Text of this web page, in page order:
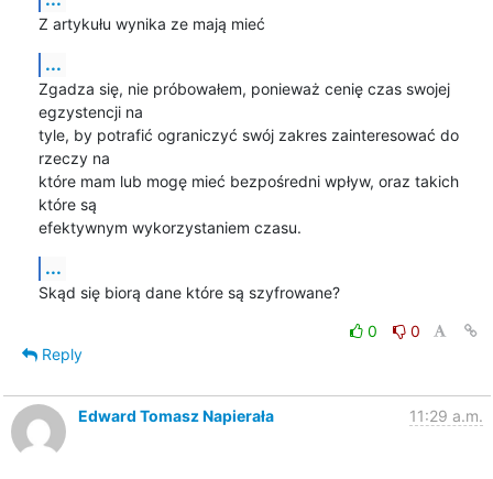
Z artykułu wynika ze mają mieć
...
Zgadza się, nie próbowałem, ponieważ cenię czas swojej
egzystencji na
tyle, by potrafić ograniczyć swój zakres zainteresować do
rzeczy na
które mam lub mogę mieć bezpośredni wpływ, oraz takich
które są
efektywnym wykorzystaniem czasu.
...
Skąd się biorą dane które są szyfrowane?
0
0
Reply
Edward Tomasz Napierała 11:29 a.m.